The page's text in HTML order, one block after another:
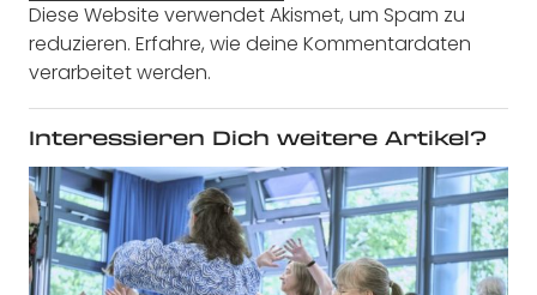
Diese Website verwendet Akismet, um Spam zu
reduzieren. Erfahre, wie deine Kommentardaten
verarbeitet werden.
Interessieren Dich weitere Artikel?